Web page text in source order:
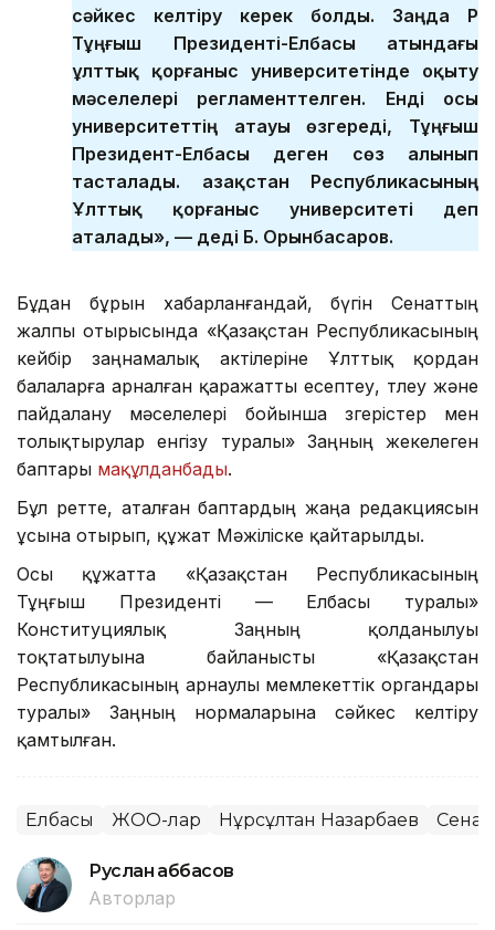
сәйкес келтіру керек болды. Заңда ҚР
Тұңғыш Президенті-Елбасы атындағы
ұлттық қорғаныс университетінде оқыту
мәселелері регламенттелген. Енді осы
университеттің атауы өзгереді, Тұңғыш
Президент-Елбасы деген сөз алынып
тасталады. Қазақстан Республикасының
Ұлттық қорғаныс университеті деп
аталады», — деді Б. Орынбасаров.
Бұдан бұрын хабарланғандай, бүгін Сенаттың
жалпы отырысында «Қазақстан Республикасының
кейбір заңнамалық актілеріне Ұлттық қордан
балаларға арналған қаражатты есептеу, төлеу және
пайдалану мәселелері бойынша өзгерістер мен
толықтырулар енгізу туралы» Заңның жекелеген
баптары мақұлданбады.
Бұл ретте, аталған баптардың жаңа редакциясын
ұсына отырып, құжат Мәжіліске қайтарылды.
Осы құжатта «Қазақстан Республикасының
Тұңғыш Президенті — Елбасы туралы»
Конституциялық Заңның қолданылуы
тоқтатылуына байланысты «Қазақстан
Республикасының арнаулы мемлекеттік органдары
туралы» Заңның нормаларына сәйкес келтіру
қамтылған.
Елбасы ЖОО-лар Нұрсұлтан Назарбаев Сенат
Руслан Ғаббасов
Авторлар